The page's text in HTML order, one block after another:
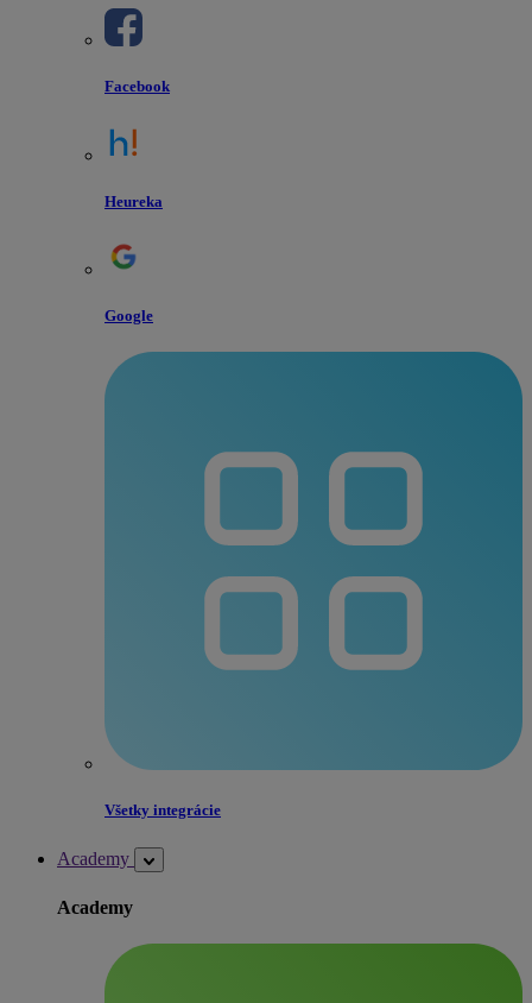
Facebook
Heureka
Google
Všetky integrácie
Academy
Academy